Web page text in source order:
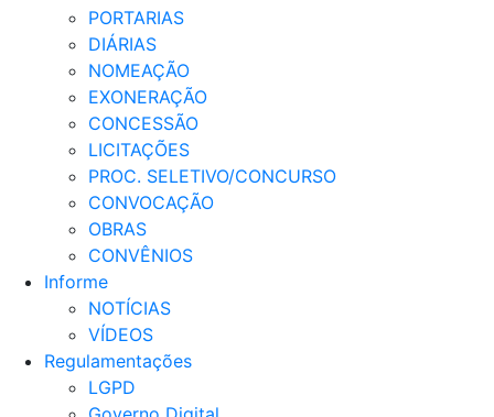
PORTARIAS
DIÁRIAS
NOMEAÇÃO
EXONERAÇÃO
CONCESSÃO
LICITAÇÕES
PROC. SELETIVO/CONCURSO
CONVOCAÇÃO
OBRAS
CONVÊNIOS
Informe
NOTÍCIAS
VÍDEOS
Regulamentações
LGPD